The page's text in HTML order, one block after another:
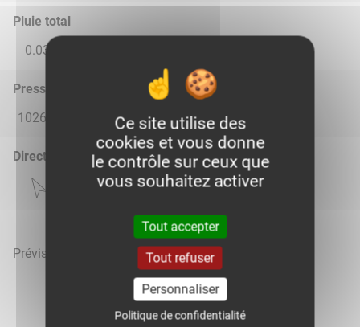
Pluie total
0.03
Pression atmosphérique (hPa)
1026.0
1014.0 1011.0 1016.0
Direction du vent
Prévisions météo mises à jour le 6 août 2026 à 23h
Ce site utilise des
cookies et vous donne
le contrôle sur ceux que
vous souhaitez activer
Tout accepter
Tout refuser
Personnaliser
Politique de confidentialité